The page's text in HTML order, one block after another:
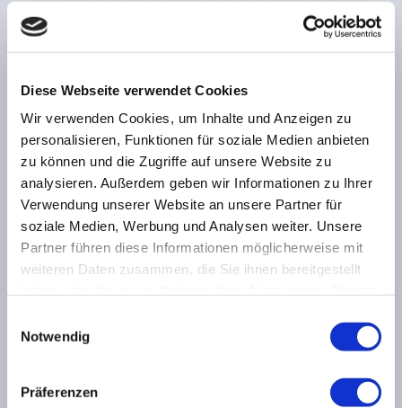
Diese Webseite verwendet Cookies
Wir verwenden Cookies, um Inhalte und Anzeigen zu
personalisieren, Funktionen für soziale Medien anbieten
zu können und die Zugriffe auf unsere Website zu
analysieren. Außerdem geben wir Informationen zu Ihrer
Verwendung unserer Website an unsere Partner für
soziale Medien, Werbung und Analysen weiter. Unsere
Partner führen diese Informationen möglicherweise mit
weiteren Daten zusammen, die Sie ihnen bereitgestellt
Notwendig
Präferenzen
Haben Sie Fragen, Wünsche oder Anregungen? Bitte
nehmen Sie Kontakt mit uns auf, wir helfen Ihnen